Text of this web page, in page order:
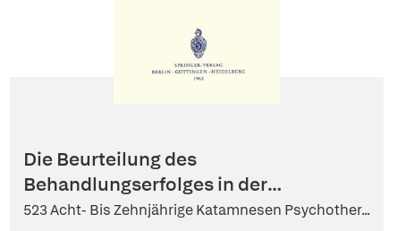
Die Beurteilung des
Behandlungserfolges in der
Psychotherapie
523 Acht- Bis Zehnjährige Katamnesen Psychother...